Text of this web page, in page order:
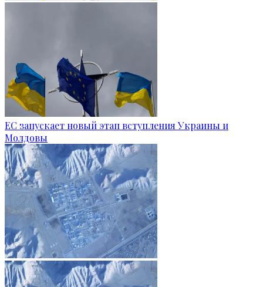
ЕС запускает новый этап вступления Украины и
Молдовы